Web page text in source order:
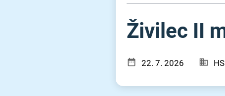
Živilec II
22. 7. 2026